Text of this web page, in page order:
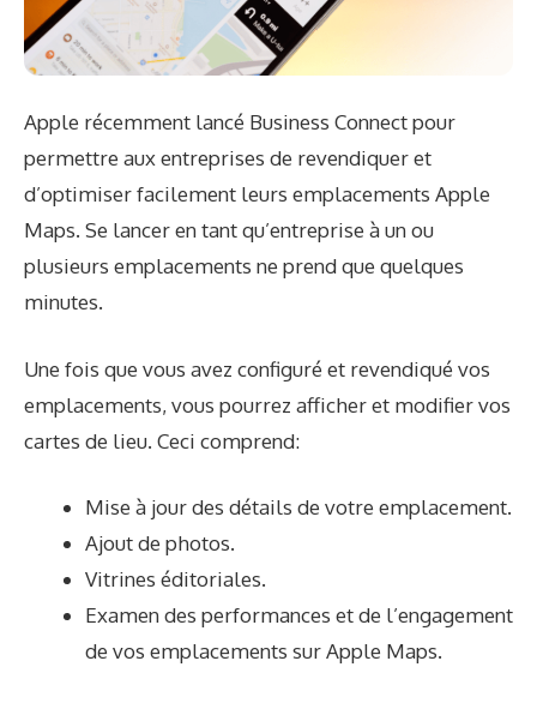
Apple récemment lancé Business Connectpour
permettre aux entreprises de revendiquer et
d’optimiser facilement leurs emplacements Apple
Maps. Se lancer en tant qu’entreprise à un ou
plusieurs emplacements ne prend que quelques
minutes.
Une fois que vous avez configuré et revendiqué vos
emplacements, vous pourrez afficher et modifier vos
cartes de lieu. Ceci comprend:
Mise à jour des détails de votre emplacement.
Ajout de photos.
Vitrines éditoriales.
Examen des performances et de l’engagement
de vos emplacements sur Apple Maps.